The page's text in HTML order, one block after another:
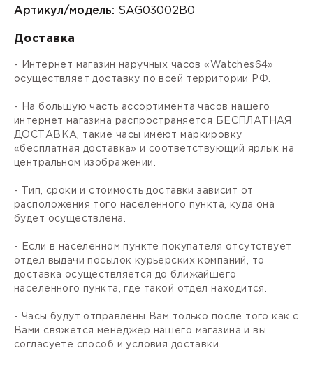
Артикул/модель: SAG03002B0
Доставка
- Интернет магазин наручных часов «Watches64»
осуществляет доставку по всей территории РФ.
- На большую часть ассортимента часов нашего
интернет магазина распространяется БЕСПЛАТНАЯ
ДОСТАВКА, такие часы имеют маркировку
«бесплатная доставка» и соответствующий ярлык на
центральном изображении.
- Тип, сроки и стоимость доставки зависит от
расположения того населенного пункта, куда она
будет осуществлена.
- Если в населенном пункте покупателя отсутствует
отдел выдачи посылок курьерских компаний, то
доставка осуществляется до ближайшего
населенного пункта, где такой отдел находится.
- Часы будут отправлены Вам только после того как с
Вами свяжется менеджер нашего магазина и вы
согласуете способ и условия доставки.